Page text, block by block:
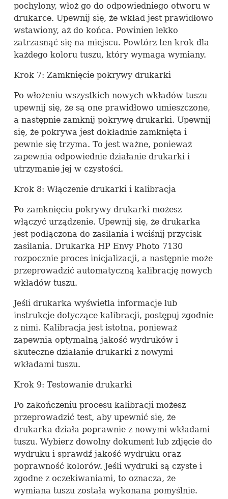
pochylony, włoż go do odpowiedniego otworu w
drukarce. Upewnij się, że wkład jest prawidłowo
wstawiony, aż do końca. Powinien lekko
zatrzasnąć się na miejscu. Powtórz ten krok dla
każdego koloru tuszu, który wymaga wymiany.
Krok 7: Zamknięcie pokrywy drukarki
Po włożeniu wszystkich nowych wkładów tuszu
upewnij się, że są one prawidłowo umieszczone,
a następnie zamknij pokrywę drukarki. Upewnij
się, że pokrywa jest dokładnie zamknięta i
pewnie się trzyma. To jest ważne, ponieważ
zapewnia odpowiednie działanie drukarki i
utrzymanie jej w czystości.
Krok 8: Włączenie drukarki i kalibracja
Po zamknięciu pokrywy drukarki możesz
włączyć urządzenie. Upewnij się, że drukarka
jest podłączona do zasilania i wciśnij przycisk
zasilania. Drukarka HP Envy Photo 7130
rozpocznie proces inicjalizacji, a następnie może
przeprowadzić automatyczną kalibrację nowych
wkładów tuszu.
Jeśli drukarka wyświetla informacje lub
instrukcje dotyczące kalibracji, postępuj zgodnie
z nimi. Kalibracja jest istotna, ponieważ
zapewnia optymalną jakość wydruków i
skuteczne działanie drukarki z nowymi
wkładami tuszu.
Krok 9: Testowanie drukarki
Po zakończeniu procesu kalibracji możesz
przeprowadzić test, aby upewnić się, że
drukarka działa poprawnie z nowymi wkładami
tuszu. Wybierz dowolny dokument lub zdjęcie do
wydruku i sprawdź jakość wydruku oraz
poprawność kolorów. Jeśli wydruki są czyste i
zgodne z oczekiwaniami, to oznacza, że
wymiana tuszu została wykonana pomyślnie.